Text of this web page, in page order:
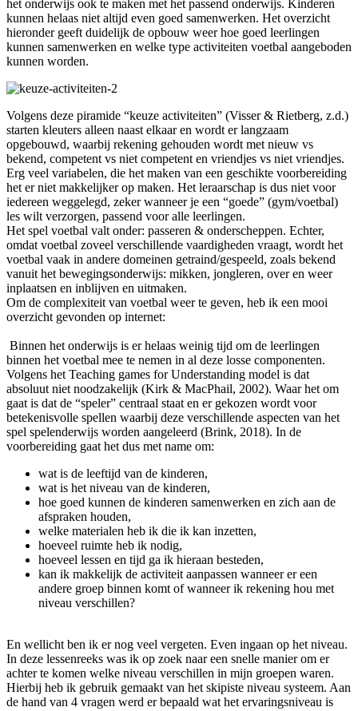
het onderwijs ook te maken met het passend onderwijs. Kinderen
kunnen helaas niet altijd even goed samenwerken. Het overzicht
hieronder geeft duidelijk de opbouw weer hoe goed leerlingen
kunnen samenwerken en welke type activiteiten voetbal aangeboden
kunnen worden.
Volgens deze piramide “keuze activiteiten” (Visser & Rietberg, z.d.)
starten kleuters alleen naast elkaar en wordt er langzaam
opgebouwd, waarbij rekening gehouden wordt met nieuw vs
bekend, competent vs niet competent en vriendjes vs niet vriendjes.
Erg veel variabelen, die het maken van een geschikte voorbereiding
het er niet makkelijker op maken. Het leraarschap is dus niet voor
iedereen weggelegd, zeker wanneer je een “goede” (gym/voetbal)
les wilt verzorgen, passend voor alle leerlingen.
Het spel voetbal valt onder: passeren & onderscheppen. Echter,
omdat voetbal zoveel verschillende vaardigheden vraagt, wordt het
voetbal vaak in andere domeinen getraind/gespeeld, zoals bekend
vanuit het bewegingsonderwijs: mikken, jongleren, over en weer
inplaatsen en inblijven en uitmaken.
Om de complexiteit van voetbal weer te geven, heb ik een mooi
overzicht gevonden op internet:
Binnen het onderwijs is er helaas weinig tijd om de leerlingen
binnen het voetbal mee te nemen in al deze losse componenten.
Volgens het Teaching games for Understanding model is dat
absoluut niet noodzakelijk (Kirk & MacPhail, 2002). Waar het om
gaat is dat de “speler” centraal staat en er gekozen wordt voor
betekenisvolle spellen waarbij deze verschillende aspecten van het
spel spelenderwijs worden aangeleerd (Brink, 2018). In de
voorbereiding gaat het dus met name om:
wat is de leeftijd van de kinderen,
wat is het niveau van de kinderen,
hoe goed kunnen de kinderen samenwerken en zich aan de
afspraken houden,
welke materialen heb ik die ik kan inzetten,
hoeveel ruimte heb ik nodig,
hoeveel lessen en tijd ga ik hieraan besteden,
kan ik makkelijk de activiteit aanpassen wanneer er een
andere groep binnen komt of wanneer ik rekening hou met
niveau verschillen?
En wellicht ben ik er nog veel vergeten. Even ingaan op het niveau.
In deze lessenreeks was ik op zoek naar een snelle manier om er
achter te komen welke niveau verschillen in mijn groepen waren.
Hierbij heb ik gebruik gemaakt van het skipiste niveau systeem. Aan
de hand van 4 vragen werd er bepaald wat het ervaringsniveau is